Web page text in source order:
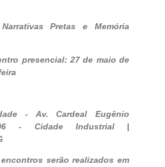
Pretas e Memória
presencial: 27 de maio de
- Av. Cardeal Eugênio
- Cidade Industrial |
serão realizados em